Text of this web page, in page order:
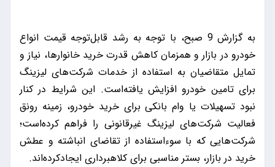
به گزارش 9 صبح، با توجه به رشد قابل‌توجه قیمت انواع
خودرو در بازار و همزمان کاهش قدرت خرید خانوارها، نیاز و
تمایل متقاضیان به استفاده از خدمات شرکت‌های لیزینگ
برای تامین خودرو افزایش‌ یافته‌است. این شرایط در کنار
نبود تسهیلات یا وام بانکی برای خرید خودرو، زمینه رونق
فعالیت شرکت‌های لیزینگ غیرقانونی را فراهم کرده‌است؛
شرکت‌هایی که با سوءاستفاده از تقاضای انباشته و عطش
خرید در بازار، بستر مناسبی برای کلاهبرداری ایجاد‌کرده‌اند.